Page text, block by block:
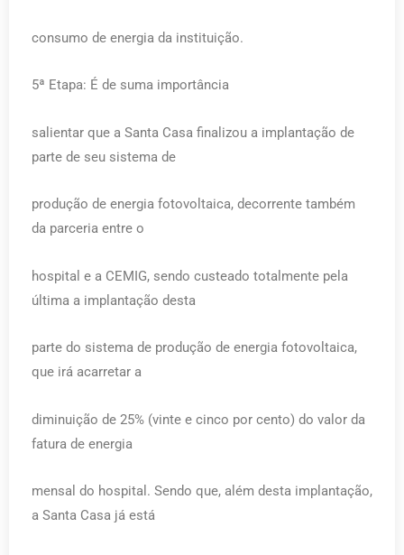
consumo de energia da instituição.
5ª Etapa: É de suma importância
salientar que a Santa Casa finalizou a implantação de
parte de seu sistema de
produção de energia fotovoltaica, decorrente também
da parceria entre o
hospital e a CEMIG, sendo custeado totalmente pela
última a implantação desta
parte do sistema de produção de energia fotovoltaica,
que irá acarretar a
diminuição de 25% (vinte e cinco por cento) do valor da
fatura de energia
mensal do hospital. Sendo que, além desta implantação,
a Santa Casa já está